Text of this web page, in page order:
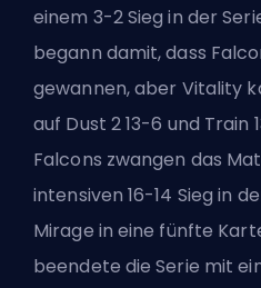
einem 3-2 Sieg in der
begann damit, dass
gewannen, aber Vitality
auf Dust 2 13-6 und Train
Falcons zwangen das
intensiven 16-14 Sieg in
Mirage in eine fünfte
beendete die Serie mit